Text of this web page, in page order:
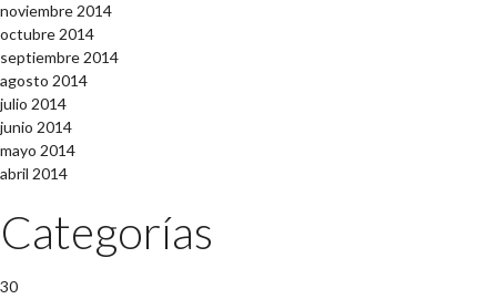
noviembre 2014
octubre 2014
septiembre 2014
agosto 2014
julio 2014
junio 2014
mayo 2014
abril 2014
Categorías
30